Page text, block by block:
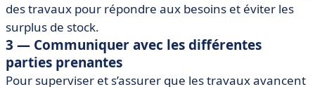
des travaux pour répondre aux besoins et éviter les
surplus de stock.
3 — Communiquer avec les différentes
parties prenantes
Pour superviser et s’assurer que les travaux avancent